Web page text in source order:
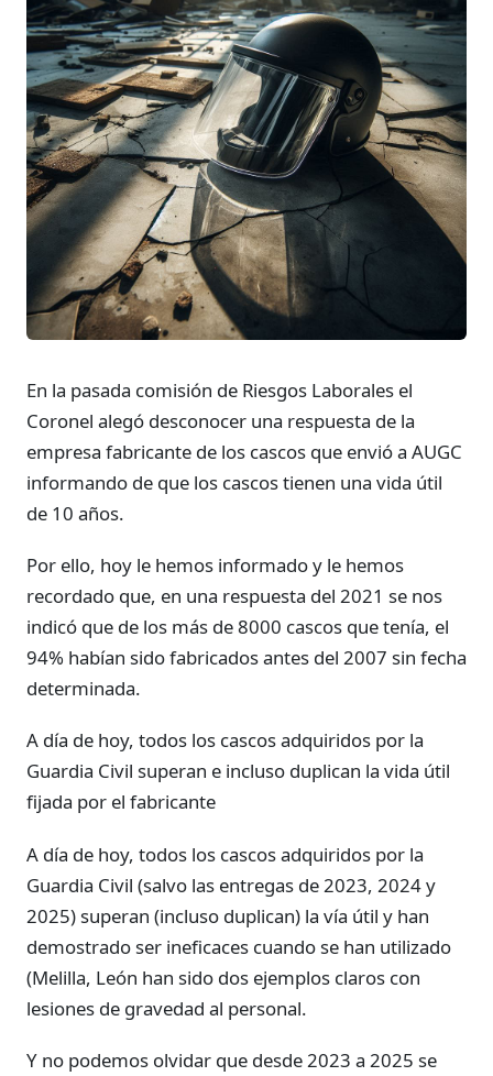
En la pasada comisión de Riesgos Laborales el
Coronel alegó desconocer una respuesta de la
empresa fabricante de los cascos que envió a AUGC
informando de que los cascos tienen una vida útil
de 10 años.
Por ello, hoy le hemos informado y le hemos
recordado que, en una respuesta del 2021 se nos
indicó que de los más de 8000 cascos que tenía, el
94% habían sido fabricados antes del 2007 sin fecha
determinada.
A día de hoy, todos los cascos adquiridos por la
Guardia Civil superan e incluso duplican la vida útil
fijada por el fabricante
A día de hoy, todos los cascos adquiridos por la
Guardia Civil (salvo las entregas de 2023, 2024 y
2025) superan (incluso duplican) la vía útil y han
demostrado ser ineficaces cuando se han utilizado
(Melilla, León han sido dos ejemplos claros con
lesiones de gravedad al personal.
Y no podemos olvidar que desde 2023 a 2025 se